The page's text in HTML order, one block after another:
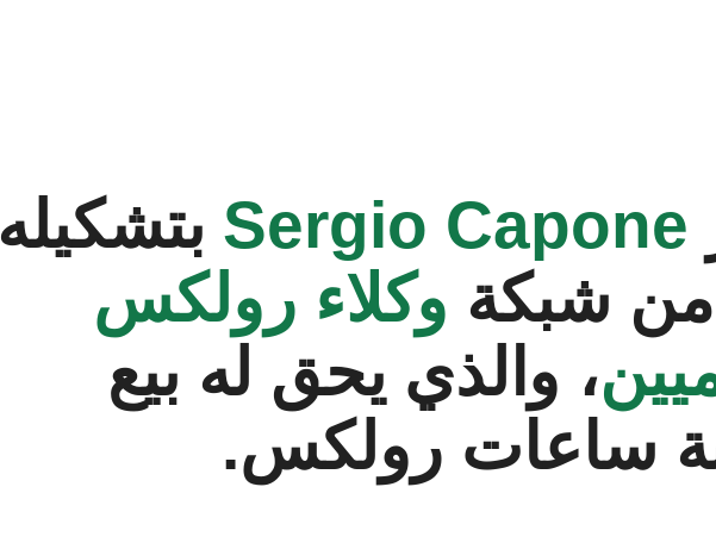
‭Sergio Capone‬ بتشكيله
من شبكة وكلاء رولكس
، والذي يحق له بيع
ساعات رولكس.